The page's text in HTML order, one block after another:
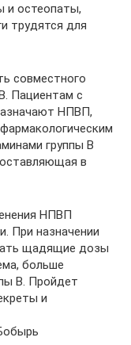
и остеопаты,
трудятся для
совместного
Пациентам с
НПВП,
группы В
в
НПВП
При назначении
щадящие дозы
больше
В. Пройдет
и